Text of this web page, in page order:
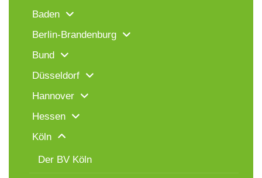
Baden
Berlin-Brandenburg
Bund
Düsseldorf
Hannover
Hessen
Köln
Der BV Köln